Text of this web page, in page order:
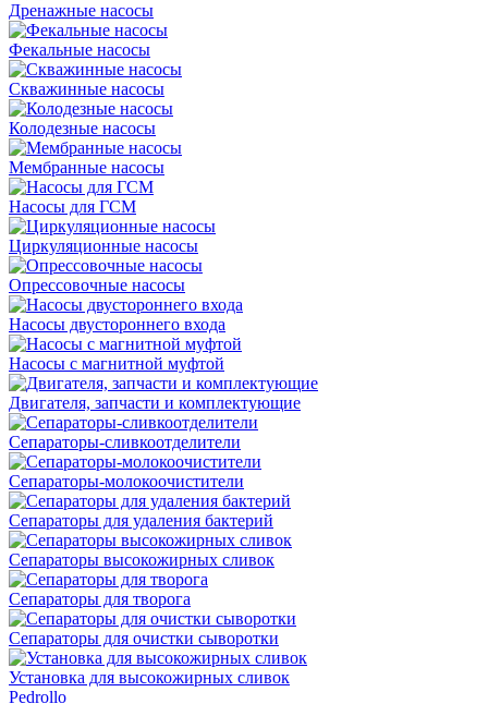
Дренажные насосы
Фекальные насосы
Скважинные насосы
Колодезные насосы
Мембранные насосы
Насосы для ГСМ
Циркуляционные насосы
Опрессовочные насосы
Насосы двустороннего входа
Насосы с магнитной муфтой
Двигателя, запчасти и комплектующие
Сепараторы-сливкоотделители
Сепараторы-молокоочистители
Сепараторы для удаления бактерий
Сепараторы высокожирных сливок
Сепараторы для творога
Сепараторы для очистки сыворотки
Установка для высокожирных сливок
Pedrollo